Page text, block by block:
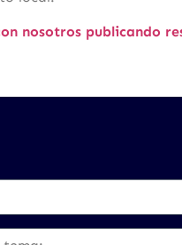
nosotros publicando